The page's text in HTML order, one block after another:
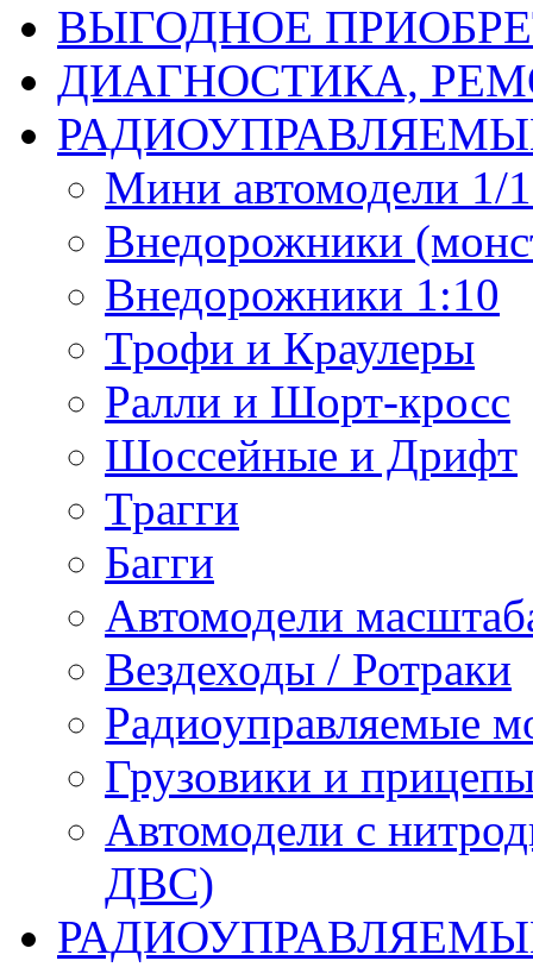
ВЫГОДНОЕ
ДИАГНОСТИКА,
Мини автомодели 1/
Внедорожники
Внедорожники 1:10
Трофи и Краулеры
Ралли и Шорт-кросс
Шоссейные и Дрифт
Трагги
Багги
Автомодели
Вездеходы / Ротраки
Радиоуправляемые
Грузовики и
Автомодели с
ДВС)